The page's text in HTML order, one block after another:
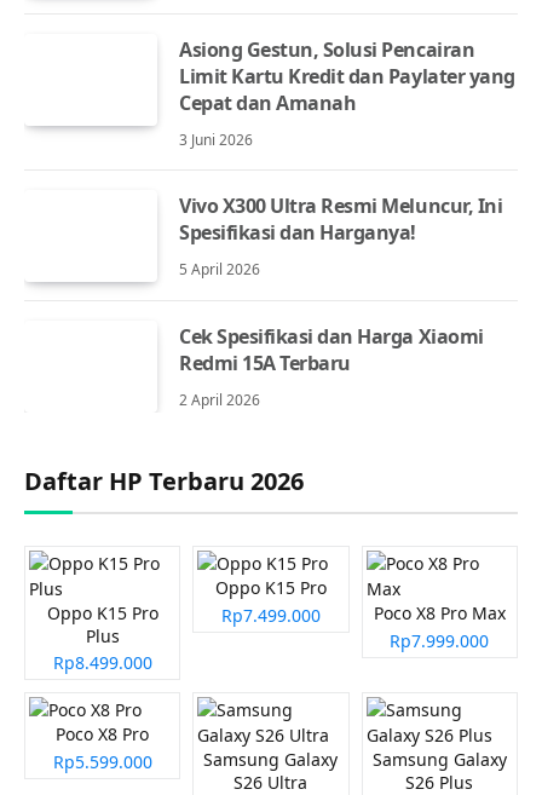
Asiong Gestun, Solusi Pencairan
Limit Kartu Kredit dan Paylater yang
Cepat dan Amanah
3 Juni 2026
Vivo X300 Ultra Resmi Meluncur, Ini
Spesifikasi dan Harganya!
5 April 2026
Cek Spesifikasi dan Harga Xiaomi
Redmi 15A Terbaru
2 April 2026
Daftar HP Terbaru 2026
Oppo K15 Pro
Plus
Rp8.499.000
Oppo K15 Pro
Rp7.499.000
Poco X8 Pro Max
Rp7.999.000
Poco X8 Pro
Rp5.599.000
Samsung Galaxy
S26 Ultra
Samsung Galaxy
S26 Plus